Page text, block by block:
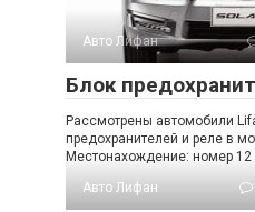
Авто Лифан
Блок
Рассмотрены автомобили
предохранителей и реле в
Местонахождение: номер 12
Авто Лифан